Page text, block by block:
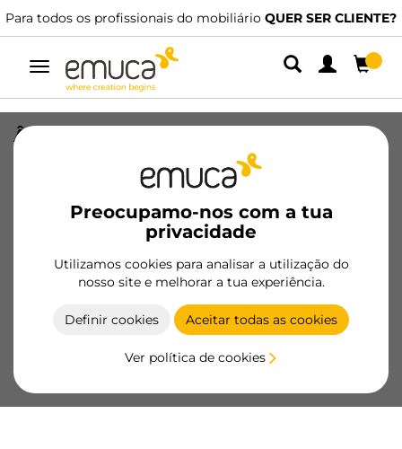
Para todos os profissionais do mobiliário QUER SER CLIENTE?
Alternar
navegação
Preocupamo-nos com a tua
privacidade
Utilizamos cookies para analisar a utilização do
nosso site e melhorar a tua experiência.
Definir cookies Aceitar todas as cookies
Ver política de cookies
Ângulo de 90 graus para rodapé de
cozinha Plasline, altura 100mm,
Plástico e Alumínio, Plástico Cinza
8432393130767
Produtos essenciais
Tornar-se cliente
Ficha de produto